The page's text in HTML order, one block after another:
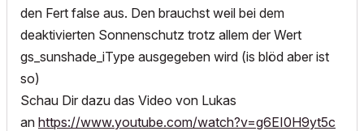
den Fert false aus. Den brauchst weil bei dem
deaktivierten Sonnenschutz trotz allem der Wert
gs_sunshade_iType ausgegeben wird (is blöd aber ist
so)
Schau Dir dazu das Video von Lukas
an https://www.youtube.com/watch?v=g6EI0H9yt5c